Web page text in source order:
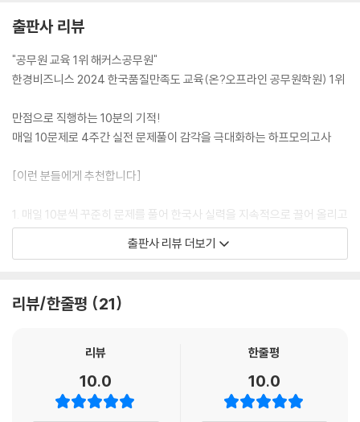
출판사 리뷰
"공무원 교육 1위 해커스공무원"
한경비즈니스 2024 한국품질만족도 교육(온?오프라인 공무원학원) 1위
만점으로 직행하는 10분의 기적!
매일 10문제로 4주간 실전 문제풀이 감각을 극대화하는 하프모의고사
[이런 분들에게 추천합니다]
1. 매일 10분씩 꾸준히 문제를 풀어 한국사 실력을 지속적으로 끌어 올리고
싶은 분
2. 시험 직전까지 많은 문제를 풀며 문제풀이 감각을 유지하고 싶은 분
1) 하루 10분, 매일 10문제씩 24일간 공무원 9급 시험의 출제 경향이 반영
출판사 리뷰 더보기
리뷰/한줄평 21
리뷰
10.0
한줄평
10.0